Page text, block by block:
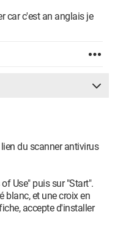
car c'est an anglais je
du scanner antivirus
Use" puis sur "Start".
blanc, et une croix en
accepte d'installer